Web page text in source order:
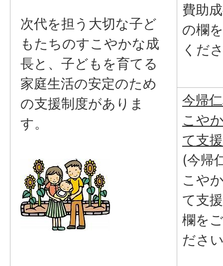
次代を担う大切な子ど
もたちのすこやかな成
長と、子どもを育てる
家庭生活の安定のため
の支援制度がありま
す。
費助
の欄
くだ
今帰
こや
て支
(今帰
こや
て支
欄を
ださ